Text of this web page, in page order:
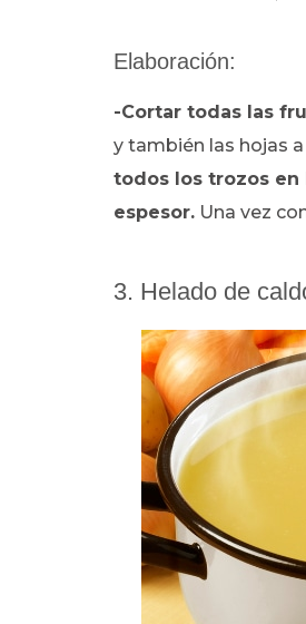
Elaboración:
-Cortar todas las
y también las hojas
todos los trozos en
espesor. Una vez
3. Helado de